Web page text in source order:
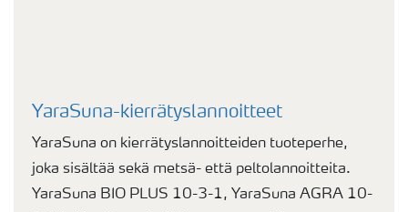
YaraSuna-kierrätyslannoitteet
YaraSuna on kierrätyslannoitteiden tuoteperhe,
joka sisältää sekä metsä- että peltolannoitteita.
YaraSuna BIO PLUS 10-3-1, YaraSuna AGRA 10-